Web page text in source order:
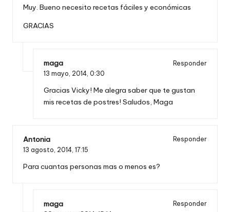
Muy. Bueno necesito recetas fáciles y económicas
GRACIAS
maga
Responder
13 mayo, 2014, 0:30
Gracias Vicky! Me alegra saber que te gustan
mis recetas de postres! Saludos, Maga
Antonia
Responder
13 agosto, 2014, 17:15
Para cuantas personas mas o menos es?
maga
Responder